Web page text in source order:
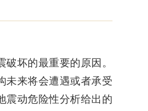
坏的最重要的原因。
未来将会遭遇或者承受
震动危险性分析给出的